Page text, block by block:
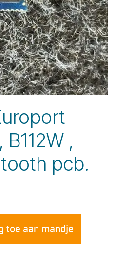
B112W ,
pcb.
toe aan mandje